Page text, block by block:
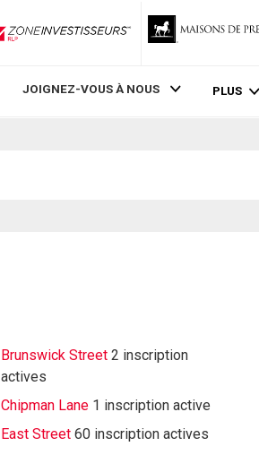
ZoneInvestisseurs RLP
JOIGNEZ-VOUS À NOUS PLUS
Brunswick Street 2 inscription
actives
Chipman Lane 1 inscription active
East Street 60 inscription actives